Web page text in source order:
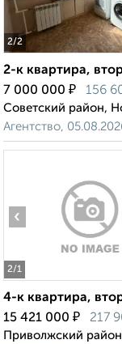
2/2
2-к квартира,
7 000 000 ₽ 156
Советский район,
Агентство,
2/1
‹
4-к квартира,
15 421 000 ₽ 217
Приволжский